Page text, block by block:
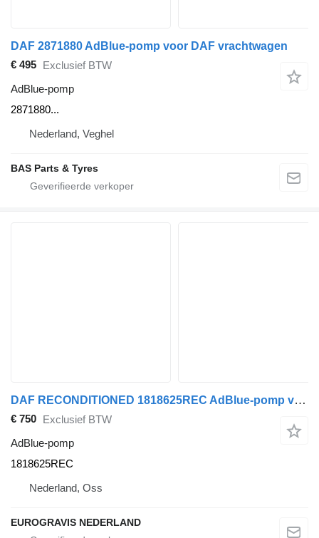
DAF 2871880 AdBlue-pomp voor DAF vrachtwagen
€ 495 Exclusief BTW
AdBlue-pomp
2871880...
Nederland, Veghel
BAS Parts & Tyres
DAF RECONDITIONED 1818625REC AdBlue-pomp voor trekker
€ 750 Exclusief BTW
AdBlue-pomp
1818625REC
Nederland, Oss
EUROGRAVIS NEDERLAND